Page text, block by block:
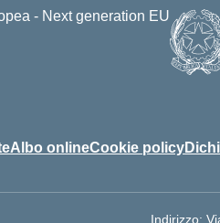
Albo onlineCookie policy
Indirizzo: